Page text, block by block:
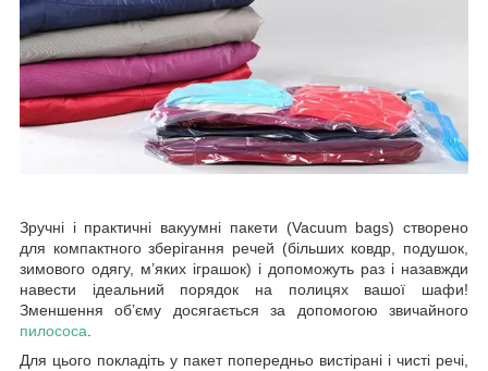
Зручні і практичні вакуумні пакети (Vacuum bags) створено
для компактного зберігання речей (більших ковдр, подушок,
зимового одягу, м’яких іграшок) і допоможуть раз і назавжди
навести ідеальний порядок на полицях вашої шафи!
Зменшення об’єму досягається за допомогою звичайного
пилососа.
Для цього покладіть у пакет попередньо вистірані і чисті речі,